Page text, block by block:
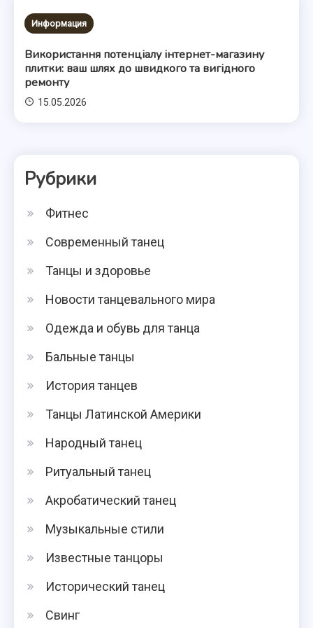
Информация
Використання потенціалу інтернет-магазину
плитки: ваш шлях до швидкого та вигідного
ремонту
15.05.2026
Рубрики
Фитнес
Современный танец
Танцы и здоровье
Новости танцевального мира
Одежда и обувь для танца
Бальные танцы
История танцев
Танцы Латинской Америки
Народный танец
Ритуальный танец
Акробатический танец
Музыкальные стили
Известные танцоры
Исторический танец
Свинг